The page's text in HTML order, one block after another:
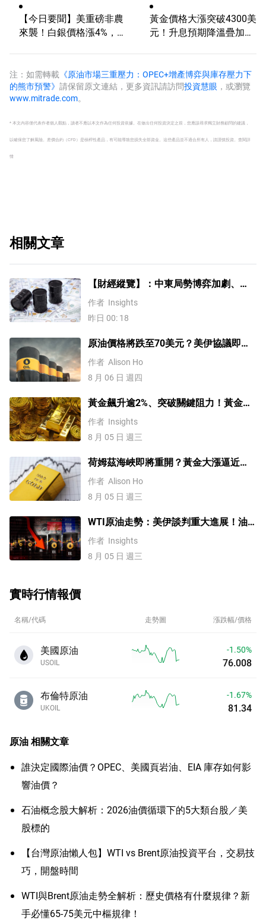
【今日要聞】美重磅非農
來襲！白銀價格漲4%，
黃金價格大漲突破4300美
元！升息預期降溫疊加央
注：如需轉載 《原油市場三重壓力：OPEC+增產博弈與庫存壓力下
的熊市預警》 請保留原文連結，更多資訊請訪問投資慧眼 ，或瀏覽
www.mitrade.com。
* 本文內容僅代表作者個人觀點，讀者不應以本文作為任何投資依據。在做出任何投資決定之前，您應該尋求獨立財務顧問的建議，
以確保您了解風險。 差價合約（CFD）是槓桿性產品，有可能導致您損失全部資金。這些產品並不適合所有人，請謹慎投資。 查閱詳
情
相關文章
【財經縱覽】：中東局勢博弈加劇、
WTI原油漲超4%，10年期美債殖利率、
美元反彈，道指終結五連漲！
作者 Insights
昨日 00: 18
原油價格將跌至70美元？美伊協議即將
達成，但小心衝突再起
作者 Alison Ho
8 月 06 日 週四
黃金飆升逾2%、突破關鍵阻力！黃金、
WTI原油、美元指數、納指100指數技術
分析
作者 Insights
8 月 05 日 週三
荷姆茲海峽即將重開？黃金大漲逼近
4200美元！原油價格3連跌
作者 Alison Ho
8 月 05 日 週三
WTI原油走勢：美伊談判重大進展！油
價破位失守78.0，70關口能守住嗎？
作者 Insights
8 月 05 日 週三
實時行情報價
名稱/代碼 走勢圖 漲跌幅/價格
美國原油
USOIL
-1.50%
76.008
布倫特原油
UKOIL
-1.67%
81.34
原油相關文章
誰決定國際油價？OPEC、美國頁岩油、EIA 庫存如何影
響油價？
石油概念股大解析：2026油價循環下的5大類台股／美
股標的
【台灣原油懶人包】WTI vs Brent原油投資平台，交易技
巧，開盤時間
WTI與Brent原油走勢全解析：歷史價格有什麼規律？新
手必懂65-75美元中樞規律！